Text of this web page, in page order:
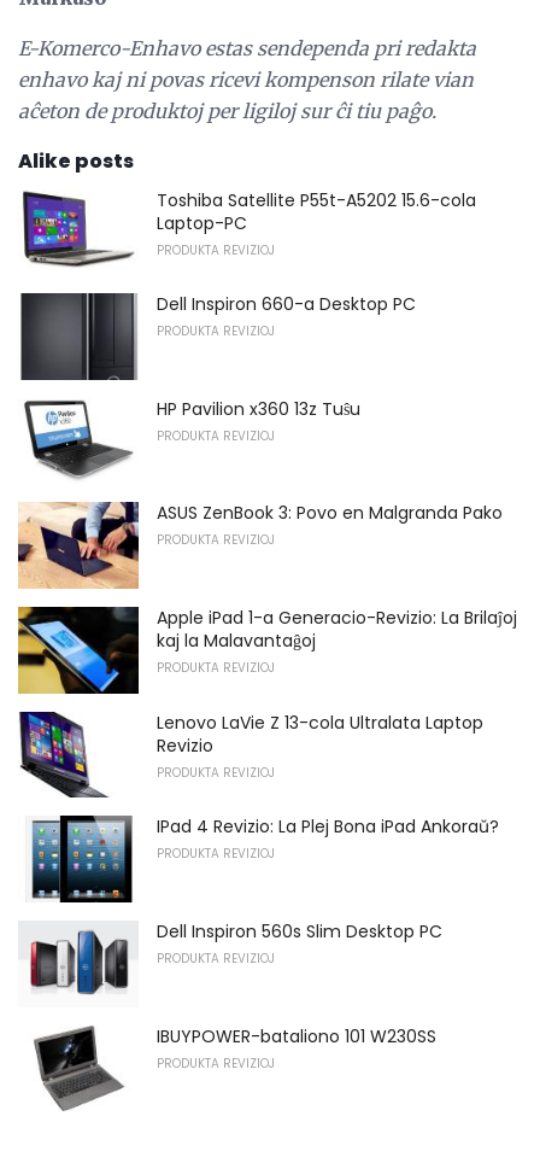
E-Komerco-Enhavo estas sendependa pri redakta
enhavo kaj ni povas ricevi kompenson rilate vian
aĉeton de produktoj per ligiloj sur ĉi tiu paĝo.
Alike posts
Toshiba Satellite P55t-A5202 15.6-cola
Laptop-PC
PRODUKTA REVIZIOJ
Dell Inspiron 660-a Desktop PC
PRODUKTA REVIZIOJ
HP Pavilion x360 13z Tuŝu
PRODUKTA REVIZIOJ
ASUS ZenBook 3: Povo en Malgranda Pako
PRODUKTA REVIZIOJ
Apple iPad 1-a Generacio-Revizio: La Brilaĵoj
kaj la Malavantaĝoj
PRODUKTA REVIZIOJ
Lenovo LaVie Z 13-cola Ultralata Laptop
Revizio
PRODUKTA REVIZIOJ
IPad 4 Revizio: La Plej Bona iPad Ankoraŭ?
PRODUKTA REVIZIOJ
Dell Inspiron 560s Slim Desktop PC
PRODUKTA REVIZIOJ
IBUYPOWER-bataliono 101 W230SS
PRODUKTA REVIZIOJ